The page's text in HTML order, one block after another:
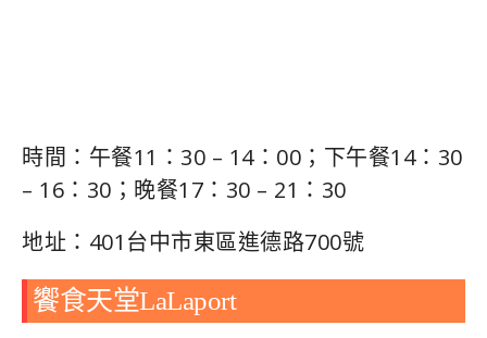
時間：午餐11：30 – 14：00；下午餐14：30
– 16：30；晚餐17：30 – 21：30
地址：401台中市東區進德路700號
饗食天堂LaLaport